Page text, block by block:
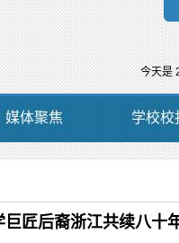
今天是
媒体聚焦 学校校
匠后裔浙江共续八十